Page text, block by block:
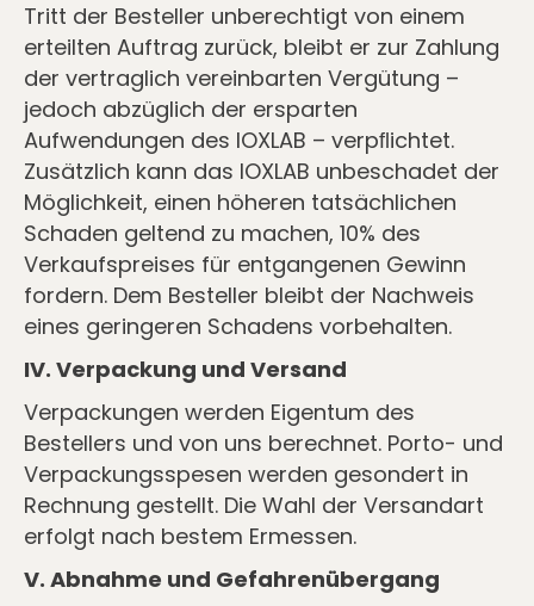
Tritt der Besteller unberechtigt von einem
erteilten Auftrag zurück, bleibt er zur Zahlung
der vertraglich vereinbarten Vergütung –
jedoch abzüglich der ersparten
Aufwendungen des IOXLAB – verpﬂichtet.
Zusätzlich kann das IOXLAB unbeschadet der
Möglichkeit, einen höheren tatsächlichen
Schaden geltend zu machen, 10% des
Verkaufspreises für entgangenen Gewinn
fordern. Dem Besteller bleibt der Nachweis
eines geringeren Schadens vorbehalten.
IV. Verpackung und Versand
Verpackungen werden Eigentum des
Bestellers und von uns berechnet. Porto- und
Verpackungsspesen werden gesondert in
Rechnung gestellt. Die Wahl der Versandart
erfolgt nach bestem Ermessen.
V. Abnahme und Gefahrenübergang